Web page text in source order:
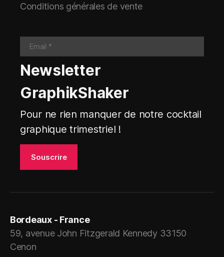
Conditions générales de vente
Newsletter
GraphikShaker
Pour ne rien manquer de notre cocktail
graphique trimestriel !
Bordeaux - France
59, avenue John Fitzgerald Kennedy 33150
Cenon